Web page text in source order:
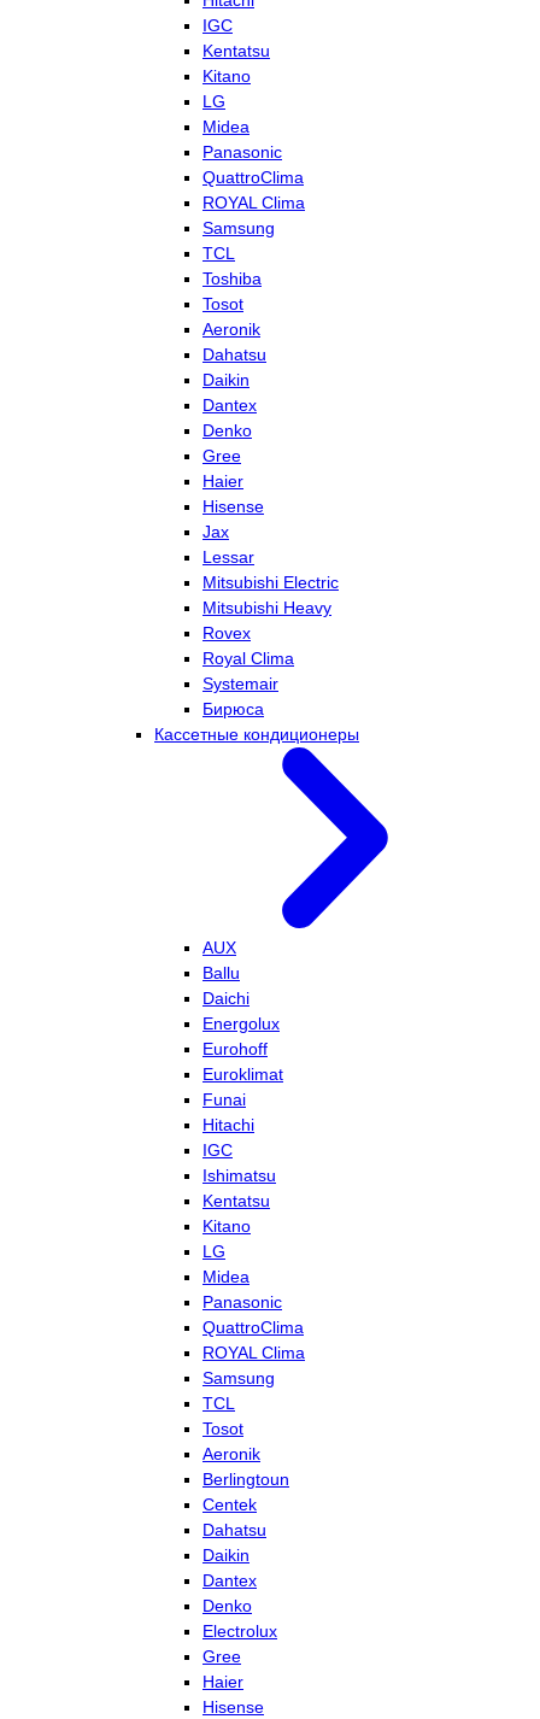
IGC
Kentatsu
Kitano
LG
Midea
Panasonic
QuattroClima
ROYAL Clima
Samsung
TCL
Toshiba
Tosot
Aeronik
Dahatsu
Daikin
Dantex
Denko
Gree
Haier
Hisense
Jax
Lessar
Mitsubishi Electric
Mitsubishi Heavy
Rovex
Royal Clima
Systemair
Бирюса
Кассетные кондиционеры
AUX
Ballu
Daichi
Energolux
Eurohoff
Euroklimat
Funai
Hitachi
IGC
Ishimatsu
Kentatsu
Kitano
LG
Midea
Panasonic
QuattroClima
ROYAL Clima
Samsung
TCL
Tosot
Aeronik
Berlingtoun
Centek
Dahatsu
Daikin
Dantex
Denko
Electrolux
Gree
Haier
Hisense